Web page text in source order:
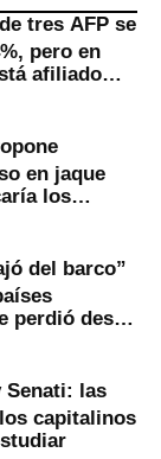
tres AFP se
pero en
afiliado
en jaque
los
del barco”
perdió desde
Senati: las
capitalinos